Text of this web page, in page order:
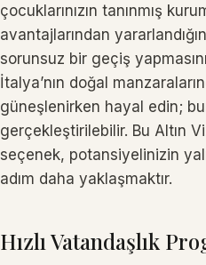
çocuklarınızın tanınmış
avantajlarından
sorunsuz bir geçiş
İtalya’nın doğal
güneşlenirken hayal edin;
gerçekleştirilebilir. Bu Altın
seçenek, potansiyelinizin
adım daha yaklaşmaktır.
Hızlı Vatandaşlık